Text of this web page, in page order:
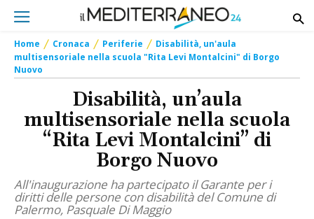
Home Cronaca Periferie
Disabilità, un'aula
multisensoriale nella scuola "Rita Levi Montalcini" di Borgo
Nuovo
Disabilità, un’aula
multisensoriale nella scuola
“Rita Levi Montalcini” di
Borgo Nuovo
All'inaugurazione ha partecipato il Garante per i
diritti delle persone con disabilità del Comune di
Palermo, Pasquale Di Maggio